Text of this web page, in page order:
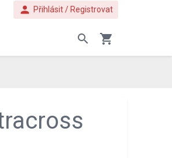
person Přihlásit / Registrovat
search shopping_cart